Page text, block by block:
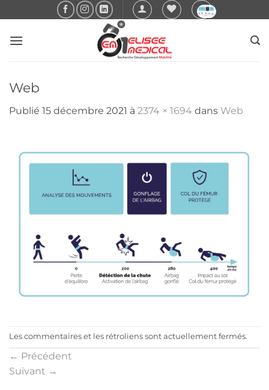
au
contenu
Web
Publié 15 décembre 2021 à 2374 × 1694 dans Web
Les commentaires et les rétroliens sont actuellement fermés.
← Précédent
Suivant →